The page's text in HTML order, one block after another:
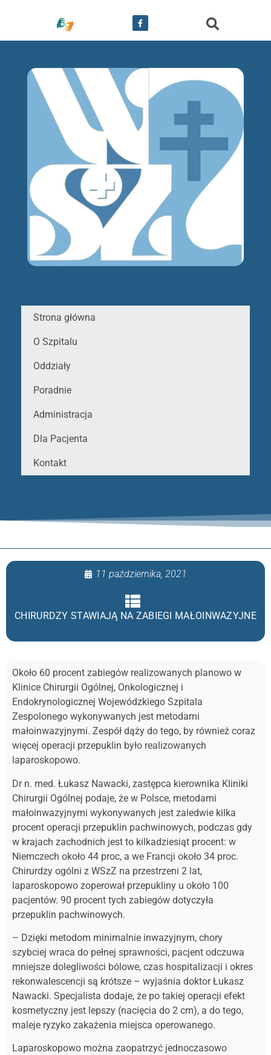
Strona główna
O Szpitalu
Oddziały
Poradnie
Administracja
Dla Pacjenta
Kontakt
11 października, 2021
CHIRURDZY STAWIAJĄ NA ZABIEGI MAŁOINWAZYJNE
Około 60 procent zabiegów realizowanych planowo w
Klinice Chirurgii Ogólnej, Onkologicznej i
Endokrynologicznej Wojewódzkiego Szpitala
Zespolonego wykonywanych jest metodami
małoinwazyjnymi. Zespół dąży do tego, by również coraz
więcej operacji przepuklin było realizowanych
laparoskopowo.
Dr n. med. Łukasz Nawacki, zastępca kierownika Kliniki
Chirurgii Ogólnej podaje, że w Polsce, metodami
małoinwazyjnymi wykonywanych jest zaledwie kilka
procent operacji przepuklin pachwinowych, podczas gdy
w krajach zachodnich jest to kilkadziesiąt procent: w
Niemczech około 44 proc, a we Francji około 34 proc.
Chirurdzy ogólni z WSzZ na przestrzeni 2 lat,
laparoskopowo zoperował przepukliny u około 100
pacjentów. 90 procent tych zabiegów dotyczyła
przepuklin pachwinowych.
– Dzięki metodom minimalnie inwazyjnym, chory
szybciej wraca do pełnej sprawności, pacjent odczuwa
mniejsze dolegliwości bólowe, czas hospitalizacji i okres
rekonwalescencji są krótsze – wyjaśnia doktor Łukasz
Nawacki. Specjalista dodaje, że po takiej operacji efekt
kosmetyczny jest lepszy (nacięcia do 2 cm), a do tego,
maleje ryzyko zakażenia miejsca operowanego.
Laparoskopowo można zaopatrzyć jednoczasowo